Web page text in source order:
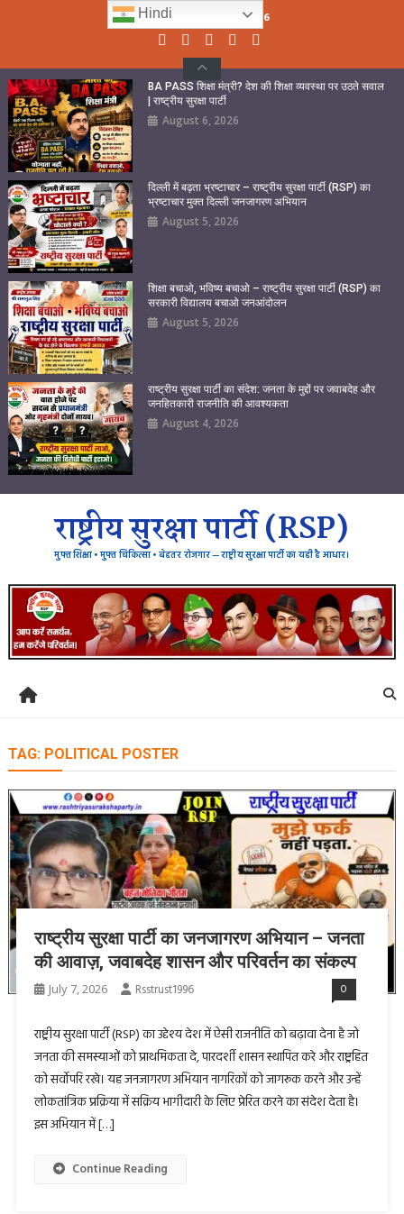
Friday, August 07, 2026
BA PASS शिक्षा मंत्री? देश की शिक्षा व्यवस्था पर उठते सवाल
| राष्ट्रीय सुरक्षा पार्टी
August 6, 2026
दिल्ली में बढ़ता भ्रष्टाचार – राष्ट्रीय सुरक्षा पार्टी (RSP) का
भ्रष्टाचार मुक्त दिल्ली जनजागरण अभियान
August 5, 2026
शिक्षा बचाओ, भविष्य बचाओ – राष्ट्रीय सुरक्षा पार्टी (RSP) का
सरकारी विद्यालय बचाओ जनआंदोलन
August 5, 2026
राष्ट्रीय सुरक्षा पार्टी का संदेश: जनता के मुद्दों पर जवाबदेह और
जनहितकारी राजनीति की आवश्यकता
August 4, 2026
राष्ट्रीय सुरक्षा पार्टी (RSP)
मुफ्त शिक्षा • मुफ्त चिकित्सा • बेहतर रोजगार — राष्ट्रीय सुरक्षा पार्टी का यही है आधार।
TAG: POLITICAL POSTER
राष्ट्रीय सुरक्षा पार्टी का जनजागरण अभियान – जनता
की आवाज़, जवाबदेह शासन और परिवर्तन का संकल्प
July 7, 2026 Rsstrust1996 0
राष्ट्रीय सुरक्षा पार्टी (RSP) का उद्देश्य देश में ऐसी राजनीति को बढ़ावा देना है जो
जनता की समस्याओं को प्राथमिकता दे, पारदर्शी शासन स्थापित करे और राष्ट्रहित
को सर्वोपरि रखे। यह जनजागरण अभियान नागरिकों को जागरूक करने और उन्हें
लोकतांत्रिक प्रक्रिया में सक्रिय भागीदारी के लिए प्रेरित करने का संदेश देता है।
इस अभियान में […]
Continue Reading
Hindi